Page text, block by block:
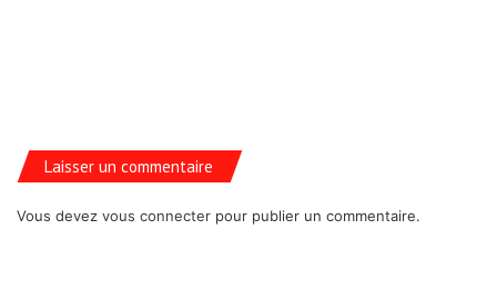
Laisser un commentaire
Vous devez vous connecter pour publier un commentaire.